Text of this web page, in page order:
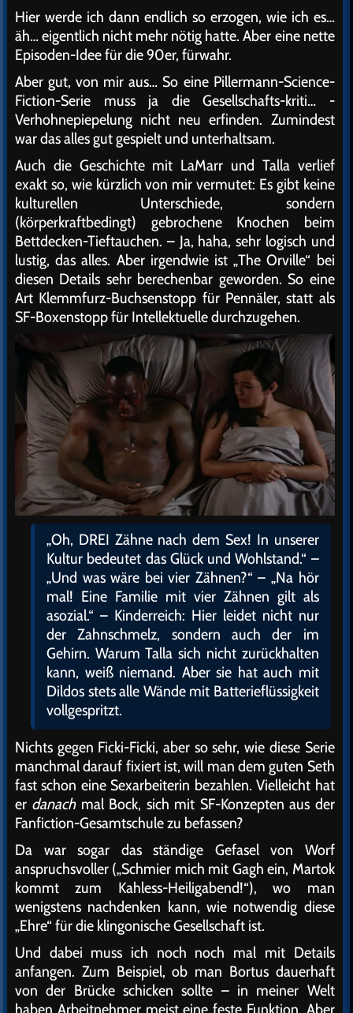
Hier werde ich dann endlich so erzogen, wie ich es…
äh… eigentlich nicht mehr nötig hatte. Aber eine nette
Episoden-Idee für die 90er, fürwahr.
Aber gut, von mir aus… So eine Pillermann-Science-
Fiction-Serie muss ja die Gesellschafts-kriti… -
Verhohnepiepelung nicht neu erfinden. Zumindest
war das alles gut gespielt und unterhaltsam.
Auch die Geschichte mit LaMarr und Talla verlief
exakt so, wie kürzlich von mir vermutet: Es gibt keine
kulturellen Unterschiede, sondern
(körperkraftbedingt) gebrochene Knochen beim
Bettdecken-Tieftauchen. – Ja, haha, sehr logisch und
lustig, das alles. Aber irgendwie ist „The Orville“ bei
diesen Details sehr berechenbar geworden. So eine
Art Klemmfurz-Buchsenstopp für Pennäler, statt als
SF-Boxenstopp für Intellektuelle durchzugehen.
„Oh, DREI Zähne nach dem Sex! In unserer
Kultur bedeutet das Glück und Wohlstand.“ –
„Und was wäre bei vier Zähnen?“ – „Na hör
mal! Eine Familie mit vier Zähnen gilt als
asozial.“ – Kinderreich: Hier leidet nicht nur
der Zahnschmelz, sondern auch der im
Gehirn. Warum Talla sich nicht zurückhalten
kann, weiß niemand. Aber sie hat auch mit
Dildos stets alle Wände mit Batterieflüssigkeit
vollgespritzt.
Nichts gegen Ficki-Ficki, aber so sehr, wie diese Serie
manchmal darauf fixiert ist, will man dem guten Seth
fast schon eine Sexarbeiterin bezahlen. Vielleicht hat
er danachmal Bock, sich mit SF-Konzepten aus der
Fanfiction-Gesamtschule zu befassen?
Da war sogar das ständige Gefasel von Worf
anspruchsvoller („Schmier mich mit Gagh ein, Martok
kommt zum Kahless-Heiligabend!“), wo man
wenigstens nachdenken kann, wie notwendig diese
„Ehre“ für die klingonische Gesellschaft ist.
Und dabei muss ich noch noch mal mit Details
anfangen. Zum Beispiel, ob man Bortus dauerhaft
von der Brücke schicken sollte – in meiner Welt
haben Arbeitnehmer meist einefeste Funktion. Aber